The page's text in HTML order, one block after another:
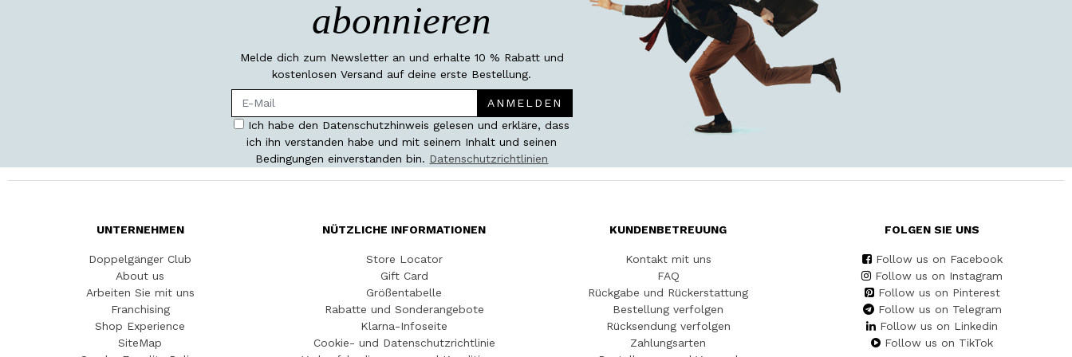
abonnieren
Melde dich zum Newsletter an und erhalte 10 % Rabatt und
kostenlosen Versand auf deine erste Bestellung.
ANMELDEN
Ich habe den Datenschutzhinweis gelesen und erkläre, dass
ich ihn verstanden habe und mit seinem Inhalt und seinen
Bedingungen einverstanden bin. Datenschutzrichtlinien
UNTERNEHMEN
Doppelgänger Club
About us
Arbeiten Sie mit uns
Franchising
Shop Experience
SiteMap
NÜTZLICHE INFORMATIONEN
Store Locator
Gift Card
Größentabelle
Rabatte und Sonderangebote
Klarna-Infoseite
Cookie- und Datenschutzrichtlinie
KUNDENBETREUUNG
Kontakt mit uns
FAQ
Rückgabe und Rückerstattung
Bestellung verfolgen
Rücksendung verfolgen
Zahlungsarten
FOLGEN SIE UNS
Follow us on Facebook
Follow us on Instagram
Follow us on Pinterest
Follow us on Telegram
Follow us on Linkedin
Follow us on TikTok